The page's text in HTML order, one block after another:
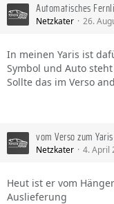
Automatisches
Netzkater 26.
In meinen Yaris ist
Symbol und Auto
Sollte das im Verso
vom Verso zum
Netzkater 4. April
Heut ist er vom
Auslieferung